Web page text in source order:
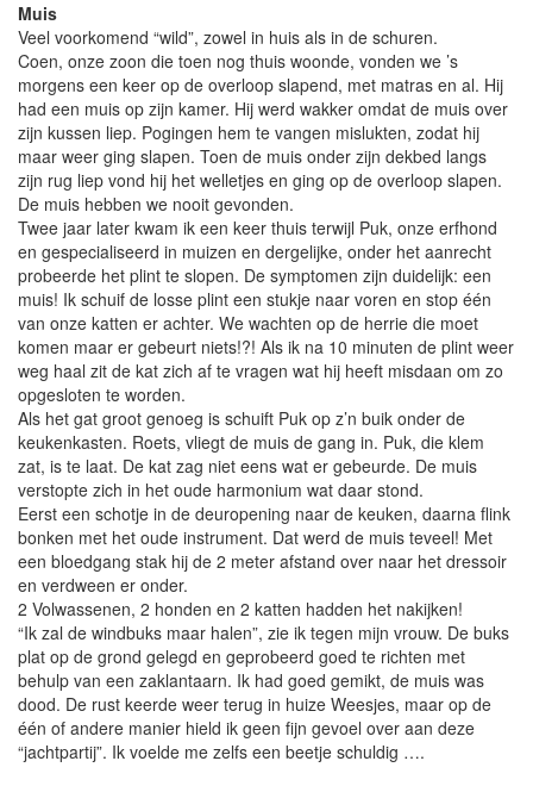
Muis
Veel voorkomend “wild”, zowel in huis als in de schuren.
Coen, onze zoon die toen nog thuis woonde, vonden we ’s
morgens een keer op de overloop slapend, met matras en al. Hij
had een muis op zijn kamer. Hij werd wakker omdat de muis over
zijn kussen liep. Pogingen hem te vangen mislukten, zodat hij
maar weer ging slapen. Toen de muis onder zijn dekbed langs
zijn rug liep vond hij het welletjes en ging op de overloop slapen.
De muis hebben we nooit gevonden.
Twee jaar later kwam ik een keer thuis terwijl Puk, onze erfhond
en gespecialiseerd in muizen en dergelijke, onder het aanrecht
probeerde het plint te slopen. De symptomen zijn duidelijk: een
muis! Ik schuif de losse plint een stukje naar voren en stop één
van onze katten er achter. We wachten op de herrie die moet
komen maar er gebeurt niets!?! Als ik na 10 minuten de plint weer
weg haal zit de kat zich af te vragen wat hij heeft misdaan om zo
opgesloten te worden.
Als het gat groot genoeg is schuift Puk op z’n buik onder de
keukenkasten. Roets, vliegt de muis de gang in. Puk, die klem
zat, is te laat. De kat zag niet eens wat er gebeurde. De muis
verstopte zich in het oude harmonium wat daar stond.
Eerst een schotje in de deuropening naar de keuken, daarna flink
bonken met het oude instrument. Dat werd de muis teveel! Met
een bloedgang stak hij de 2 meter afstand over naar het dressoir
en verdween er onder.
2 Volwassenen, 2 honden en 2 katten hadden het nakijken!
“Ik zal de windbuks maar halen”, zie ik tegen mijn vrouw. De buks
plat op de grond gelegd en geprobeerd goed te richten met
behulp van een zaklantaarn. Ik had goed gemikt, de muis was
dood. De rust keerde weer terug in huize Weesjes, maar op de
één of andere manier hield ik geen fijn gevoel over aan deze
“jachtpartij”. Ik voelde me zelfs een beetje schuldig ….